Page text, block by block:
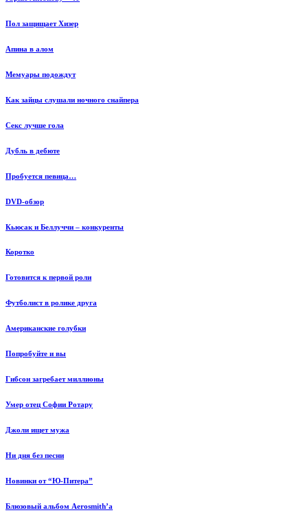
Пол защищает Хизер
Апина в алом
Мемуары подождут
Как зайцы слушали ночного снайпера
Секс лучше гола
Дубль в дебюте
Пробуется певица…
DVD-обзор
Кьюсак и Беллуччи – конкуренты
Коротко
Готовится к первой роли
Футболист в ролике друга
Американские голубки
Попробуйте и вы
Гибсон загребает миллионы
Умер отец Софии Ротару
Джоли ищет мужа
Ни дня без песни
Новинки от “Ю-Питера”
Блюзовый альбом Aerosmith’а